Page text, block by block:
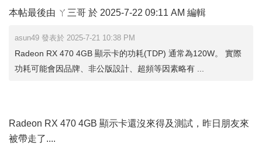
本帖最後由 ㄚ三哥 於 2025-7-22 09:11 AM 編輯
asun49 發表於 2025-7-21 10:38 PM
Radeon RX 470 4GB 顯示卡的功耗(TDP) 通常為120W。 實際
功耗可能會因品牌、非公版設計、超頻等因素略有 ...
Radeon RX 470 4GB 顯示卡還沒來得及測試，昨日朋友來
被帶走了....